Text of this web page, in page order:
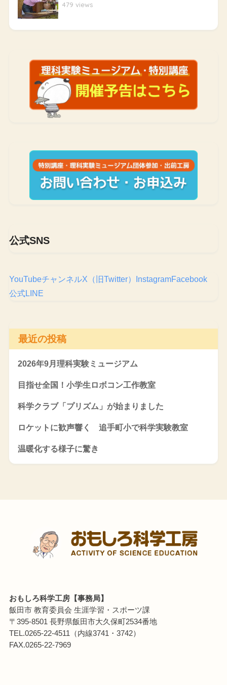
479 views
公式SNS
YouTubeチャンネルX（旧Twitter） InstagramFacebook
公式LINE
最近の投稿
2026年9月理科実験ミュージアム
目指せ全国！小学生ロボコン工作教室
科学クラブ「プリズム」が始まりました
ロケットに歓声響く 追手町小で科学実験教室
温暖化する様子に驚き
おもしろ科学工房【事務局】
飯田市 教育委員会 生涯学習・スポーツ課
〒395-8501 長野県飯田市大久保町2534番地
TEL.0265-22-4511（内線3741・3742）
FAX.0265-22-7969